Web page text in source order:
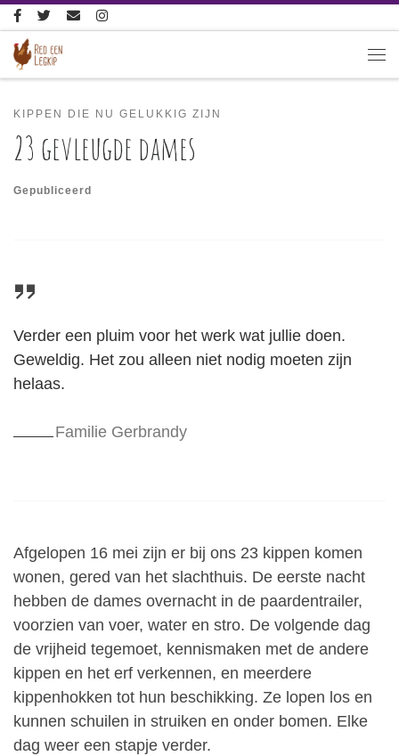
Ga naar inhoud
KIPPEN DIE NU GELUKKIG ZIJN
23 gevleugde dames
Gepubliceerd
Verder een pluim voor het werk wat jullie doen.
Geweldig. Het zou alleen niet nodig moeten zijn
helaas.
Familie Gerbrandy
Afgelopen 16 mei zijn er bij ons 23 kippen komen
wonen, gered van het slachthuis. De eerste nacht
hebben de dames overnacht in de paardentrailer,
voorzien van voer, water en stro. De volgende dag
de vrijheid tegemoet, kennismaken met de andere
kippen en het erf verkennen, en meerdere
kippenhokken tot hun beschikking. Ze lopen los en
kunnen schuilen in struiken en onder bomen. Elke
dag weer een stapje verder.